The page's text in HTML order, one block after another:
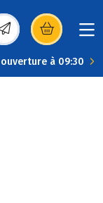
dans une
à 09:30